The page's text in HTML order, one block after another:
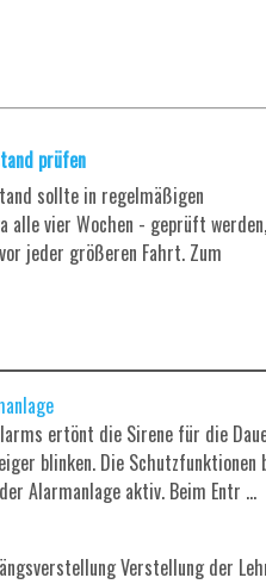
prüfen
sollte in regelmäßigen
alle vier Wochen - geprüft werden,
jeder größeren Fahrt. Zum
ertönt die Sirene für die
blinken. Die
Alarmanlage aktiv. Beim Entr ...
Verstellung der